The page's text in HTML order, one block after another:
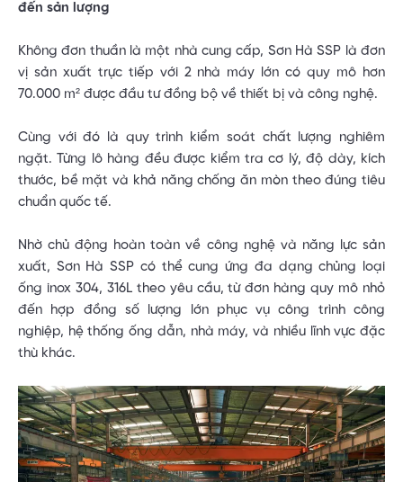
đến sản lượng
Không đơn thuần là một nhà cung cấp, Sơn Hà SSP là đơn
vị sản xuất trực tiếp với 2 nhà máy lớn có quy mô hơn
70.000 m² được đầu tư đồng bộ về thiết bị và công nghệ.
Cùng với đó là quy trình kiểm soát chất lượng nghiêm
ngặt. Từng lô hàng đều được kiểm tra cơ lý, độ dày, kích
thước, bề mặt và khả năng chống ăn mòn theo đúng tiêu
chuẩn quốc tế.
Nhờ chủ động hoàn toàn về công nghệ và năng lực sản
xuất, Sơn Hà SSP có thể cung ứng đa dạng chủng loại
ống inox 304, 316L theo yêu cầu, từ đơn hàng quy mô nhỏ
đến hợp đồng số lượng lớn phục vụ công trình công
nghiệp, hệ thống ống dẫn, nhà máy, và nhiều lĩnh vực đặc
thù khác.